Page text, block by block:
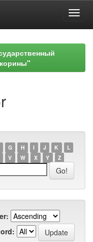
G H I J K
L
V W X Y Z